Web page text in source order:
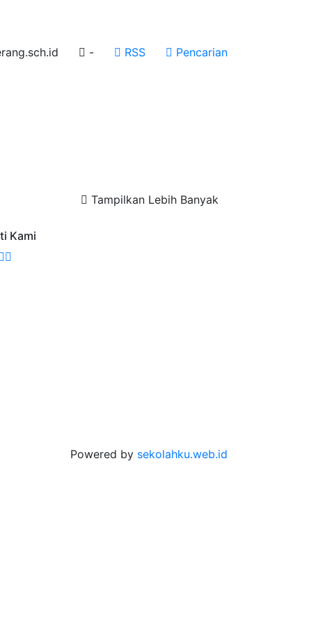
- RSS Pencarian
Tampilkan Lebih Banyak
Kami
Powered by sekolahku.web.id